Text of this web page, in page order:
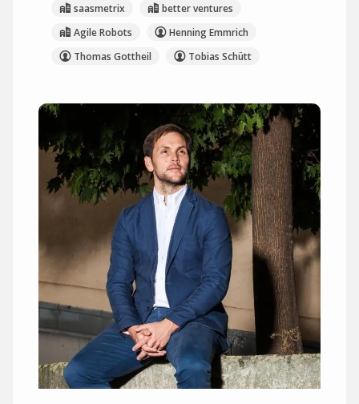
saasmetrix
better ventures
Agile Robots
Henning Emmrich
Thomas Gottheil
Tobias Schütt